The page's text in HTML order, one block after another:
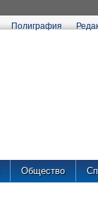
Полиграфия
Общество